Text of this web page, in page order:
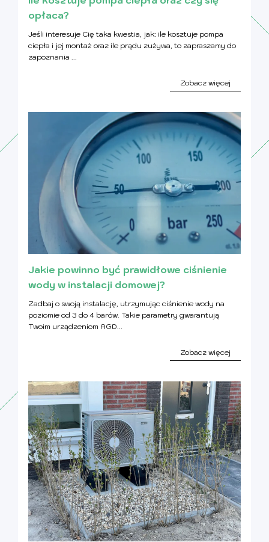
opłaca?
Jeśli interesuje Cię taka kwestia, jak: ile kosztuje pompa
ciepła i jej montaż oraz ile prądu zużywa, to zapraszamy do
zapoznania ...
Zobacz więcej
Jakie powinno być prawidłowe ciśnienie
wody w instalacji domowej?
Zadbaj o swoją instalację, utrzymując ciśnienie wody na
poziomie od 3 do 4 barów. Takie parametry gwarantują
Twoim urządzeniom AGD...
Zobacz więcej